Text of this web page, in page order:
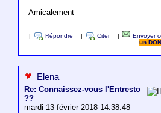
Amicalement
Répondre Citer Envoyer
un DON
Elena
Re: Connaissez-vous l'Entresto
??
mardi 13 février 2018 14:38:48